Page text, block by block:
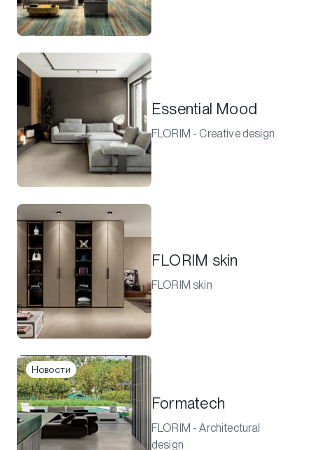
Essential Mood
FLORIM - Creative design
FLORIM skin
FLORIM skin
Новости
Formatech
FLORIM - Architectural
design